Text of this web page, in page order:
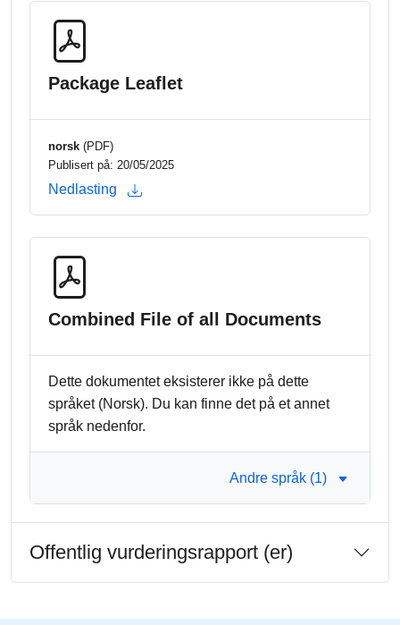
Package Leaflet
norsk (PDF)
Publisert på: 20/05/2025
Nedlasting
Combined File of all Documents
Dette dokumentet eksisterer ikke på dette
språket (Norsk). Du kan finne det på et annet
språk nedenfor.
Andre språk (1)
Offentlig vurderingsrapport (er)